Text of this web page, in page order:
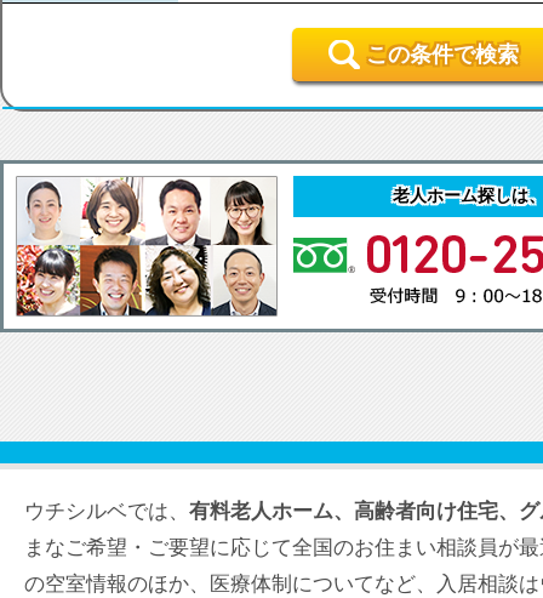
この条件で検索
老人ホーム探しは
ウチシルベでは、 有料老人ホーム、高齢者向け住宅、
まなご希望・ご要望に応じて全国のお住まい相談員が
の空室情報のほか、医療体制についてなど、入居相談